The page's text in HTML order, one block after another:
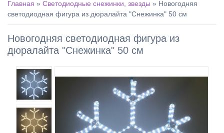
Главная » Светодиодные снежинки, звезды » Новогодняя
светодиодная фигура из дюралайта "Снежинка" 50 см
Новогодняя светодиодная фигура из
дюралайта "Снежинка" 50 см